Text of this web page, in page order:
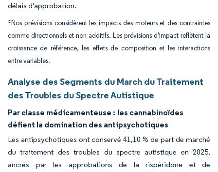
délais d'approbation.
*Nos prévisions considèrent les impacts des moteurs et des contraintes
comme directionnels et non additifs. Les prévisions d'impact reflètent la
croissance de référence, les effets de composition et les interactions
entre variables.
Analyse des Segments du March du Traitement
des Troubles du Spectre Autistique
Par classe médicamenteuse : les cannabinoïdes
défient la domination des antipsychotiques
Les antipsychotiques ont conservé 41,10 % de part de marché
du traitement des troubles du spectre autistique en 2025,
ancrés par les approbations de la rispéridone et de